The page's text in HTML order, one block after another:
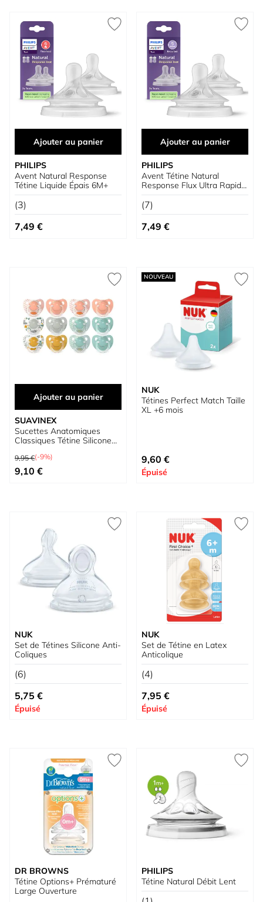
Ajouter au panier
PHILIPS
Avent Natural Response
Tétine Liquide Épais 6M+
(3)
7,49 €
Ajouter au panier
PHILIPS
Avent Tétine Natural
Response Flux Ultra Rapide
6M+
(7)
7,49 €
Ajouter au panier
SUAVINEX
Sucettes Anatomiques
Classiques Tétine Silicone
Prix normal
9,95 €(-9%)
Prix spécial
9,10 €
NOUVEAU
NUK
Tétines Perfect Match Taille
XL +6 mois
9,60 €
Épuisé
NUK
Set de Tétines Silicone Anti-
Coliques
(6)
À partir de
5,75 €
Épuisé
NUK
Set de Tétine en Latex
Anticolique
(4)
À partir de
7,95 €
Épuisé
DR BROWNS
Tétine Options+ Prématuré
Large Ouverture
PHILIPS
Tétine Natural Débit Lent